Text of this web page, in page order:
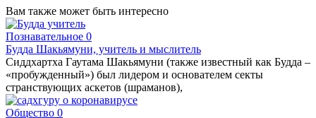
Вам также может быть интересно
Познавательное 0
Будда Шакьямуни, учитель и мыслитель
Сиддхартха Гаутама Шакьямуни (также известный как Будда –
«пробужденный») был лидером и основателем секты
странствующих аскетов (шраманов),
Общество 0